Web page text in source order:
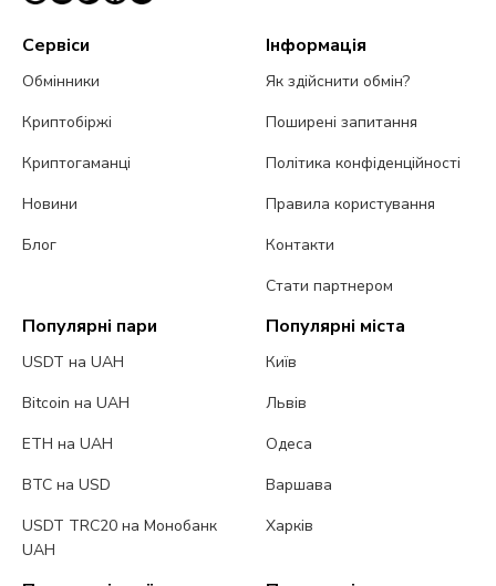
Сервіси
Обмінники
Криптобіржі
Криптогаманці
Новини
Блог
Інформація
Як здійснити обмін?
Поширені запитання
Політика конфіденційності
Правила користування
Контакти
Стати партнером
Популярні пари
USDT на UAH
Bitcoin на UAH
ETH на UAH
BTC на USD
USDT TRC20 на Монобанк
UAH
Популярні міста
Київ
Львів
Одеса
Варшава
Харків